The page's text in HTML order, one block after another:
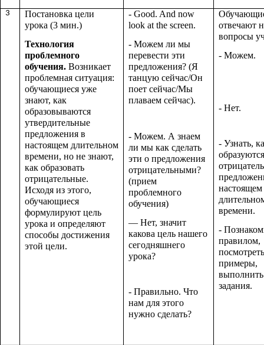
3
Постановка цели
урока (3 мин.)
Технология
проблемного
обучения. Возникает
проблемная ситуация:
обучающиеся уже
знают, как
образовываются
утвердительные
предложения в
настоящем длительном
времени, но не знают,
как образовать
отрицательные.
Исходя из этого,
обучающиеся
формулируют цель
урока и определяют
способы достижения
этой цели.
- Good. And now
look at the screen.
- Можем ли мы
перевести эти
предложения? (Я
танцую сейчас/Он
поет сейчас/Мы
плаваем сейчас).
- Можем. А знаем
ли мы как сделать
эти о предложения
отрицательными?
(прием
проблемного
обучения)
— Нет, значит
какова цель нашего
сегодняшнего
урока?
- Правильно. Что
нам для этого
нужно сделать?
отвечают
вопросы
- Можем.
- Нет.
- Узнать,
образуются
настоящем
времени.
-
правилом,
примеры,
выполнить
задания.